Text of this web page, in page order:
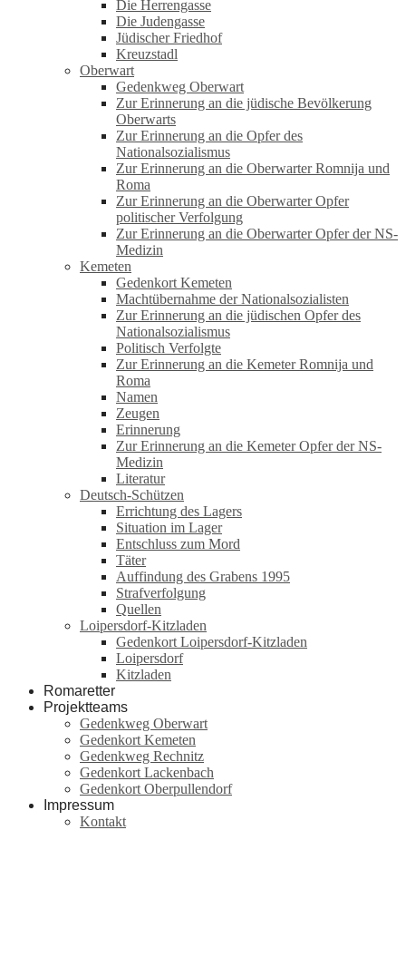
Die Herrengasse
Die Judengasse
Jüdischer Friedhof
Kreuzstadl
Oberwart
Gedenkweg Oberwart
Zur Erinnerung an die jüdische Bevölkerung
Oberwarts
Zur Erinnerung an die Opfer des
Nationalsozialismus
Zur Erinnerung an die Oberwarter Romnija und
Roma
Zur Erinnerung an die Oberwarter Opfer
politischer Verfolgung
Zur Erinnerung an die Oberwarter Opfer der NS-
Medizin
Kemeten
Gedenkort Kemeten
Machtübernahme der Nationalsozialisten
Zur Erinnerung an die jüdischen Opfer des
Nationalsozialismus
Politisch Verfolgte
Zur Erinnerung an die Kemeter Romnija und
Roma
Namen
Zeugen
Erinnerung
Zur Erinnerung an die Kemeter Opfer der NS-
Medizin
Literatur
Deutsch-Schützen
Errichtung des Lagers
Situation im Lager
Entschluss zum Mord
Täter
Auffindung des Grabens 1995
Strafverfolgung
Quellen
Loipersdorf-Kitzladen
Gedenkort Loipersdorf-Kitzladen
Loipersdorf
Kitzladen
Romaretter
Projektteams
Gedenkweg Oberwart
Gedenkort Kemeten
Gedenkweg Rechnitz
Gedenkort Lackenbach
Gedenkort Oberpullendorf
Impressum
Kontakt